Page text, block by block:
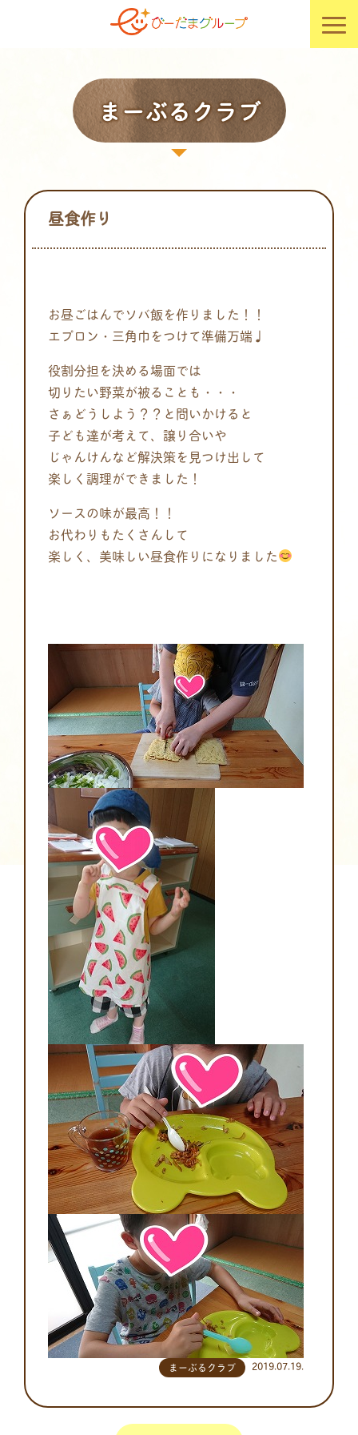
まーぶるクラブ
昼食作り
お昼ごはんでソバ飯を作りました！！
エプロン・三角巾をつけて準備万端♩
役割分担を決める場面では
切りたい野菜が被ることも・・・
さぁどうしよう？？と問いかけると
子ども達が考えて、譲り合いや
じゃんけんなど解決策を見つけ出して
楽しく調理ができました！
ソースの味が最高！！
お代わりもたくさんして
楽しく、美味しい昼食作りになりました
2019.07.19.
まーぶるクラブ